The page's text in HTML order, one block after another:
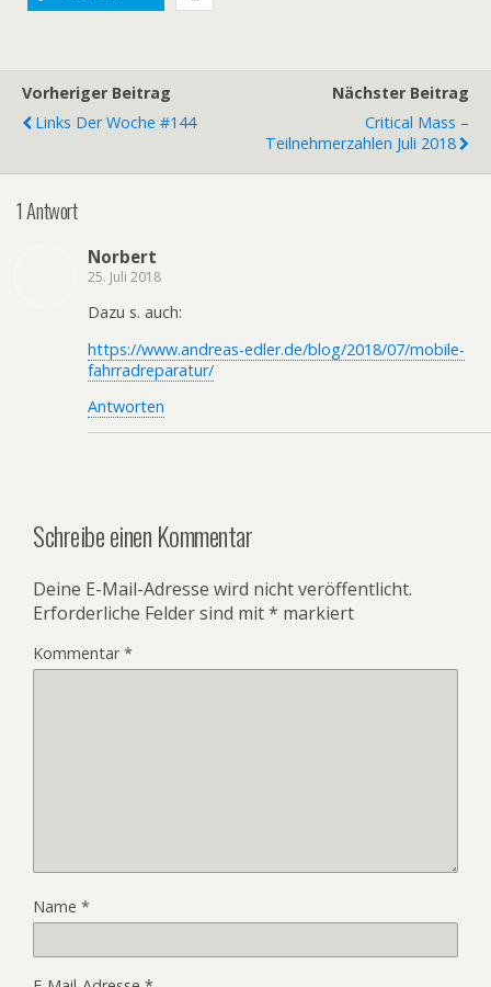
Vorheriger Beitrag
Links Der Woche #144
Nächster Beitrag
Critical Mass –
Teilnehmerzahlen Juli 2018
1 Antwort
Norbert
25. Juli 2018
Dazu s. auch:
https://www.andreas-edler.de/blog/2018/07/mobile-
fahrradreparatur/
Antworten
Schreibe einen Kommentar
Deine E-Mail-Adresse wird nicht veröffentlicht.
Erforderliche Felder sind mit* markiert
Kommentar*
Name *